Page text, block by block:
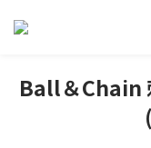
Ball＆Chain